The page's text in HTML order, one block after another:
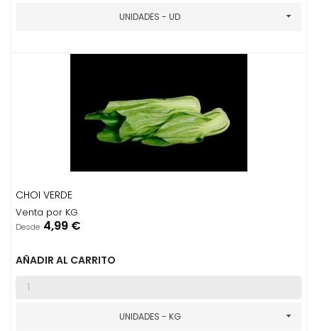
UNIDADES - UD
CHOI VERDE
Venta por KG
Desde Precio
4,99 €
AÑADIR AL CARRITO
UNIDADES - KG